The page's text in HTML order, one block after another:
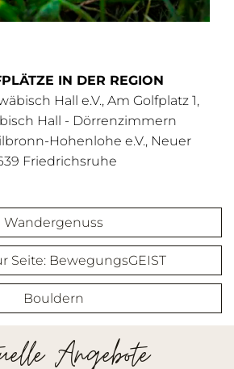
IN DER REGION
Hall e.V., Am Golfplatz 1,
Hall - Dörrenzimmern
Hohenlohe e.V., Neuer
Friedrichsruhe
Wandergenuss
Seite: BewegungsGEIST
Bouldern
Angebote